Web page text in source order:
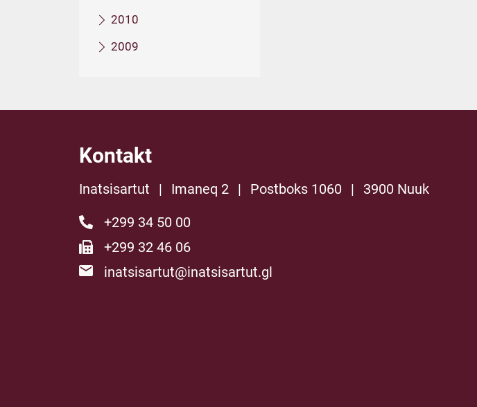
2010
2009
Kontakt
Inatsisartut | Imaneq 2 | Postboks 1060 |
3900 Nuuk
+299 34 50 00
+299 32 46 06
inatsisartut@inatsisartut.gl